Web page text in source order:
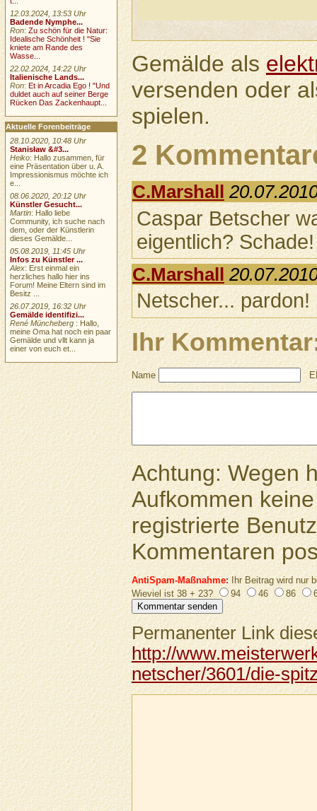
Gemälde als
versenden oder
spielen.
2
C.Marshall
Caspar Betscher
eigentlich? Schade!
C.Marshall
Netscher... pardon!
Ihr
Name
Achtung: Wegen
Aufkommen
registrierte
Kommentaren
AntiSpam-Maßnahme:Ihr Beitrag wird nur
Wieviel ist 38 + 23?
94 46 86
Permanenter Link
http://
netscher/3601/die-
12.03.2024, 13:53 Uhr
Badende Nymphe...
Ron:Zu schön für die Natur:
Idealische Schönheit ! "Sie
kniete am Rande des
Wasse...
22.02.2024, 14:22 Uhr
Italienische Lands...
Ron:Et in Arcadia Ego ! "Und
duldet auch auf seiner Berge
Rücken Das Zackenhaupt...
Aktuelle Forenbeiträge
28.10.2020, 10:48 Uhr
Stanisław &#3...
Heiko: Hallo zusammen, für
eine Präsentation über u. A.
Impressionismus möchte ich
e...
08.06.2020, 20:12 Uhr
Künstler Gesucht...
Martin: Hallo liebe
Community, ich suche nach
dem, oder der Künstlerin
dieses Gemälde...
05.08.2019, 11:45 Uhr
Infos zu Künstler ...
Alex: Erst einmal ein
herzliches hallo hier ins
Forum! Meine Eltern sind im
Besitz ...
26.07.2019, 16:32 Uhr
Gemälde identifizi...
René Müncheberg : Hallo,
meine Oma hat noch ein paar
Gemälde und vllt kann ja
einer von euch et...